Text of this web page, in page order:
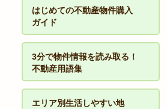
はじめての不動産物件購入
ガイド
3分で物件情報を読み取る！
不動産用語集
エリア別生活しやすい地